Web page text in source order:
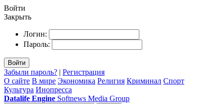
Войти
Закрыть
Логин:
Пароль:
Войти
Забыли пароль? | Регистрация
О сайте В мире Экономика Религия Криминал Спорт
Культура Инопресса
Datalife Engine Softnews Media Group